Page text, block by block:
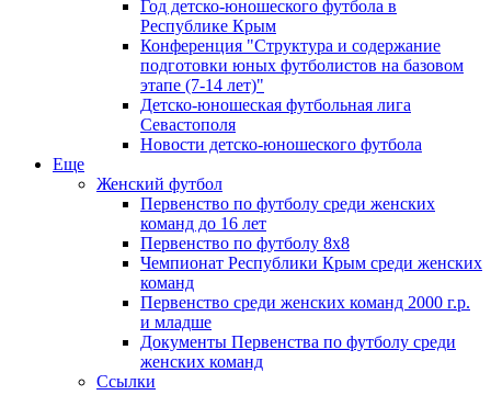
Год детско-юношеского футбола в
Республике Крым
Конференция "Структура и содержание
подготовки юных футболистов на базовом
этапе (7-14 лет)"
Детско-юношеская футбольная лига
Севастополя
Новости детско-юношеского футбола
Еще
Женский футбол
Первенство по футболу среди женских
команд до 16 лет
Первенство по футболу 8х8
Чемпионат Республики Крым среди женских
команд
Первенство среди женских команд 2000 г.р.
и младше
Документы Первенства по футболу среди
женских команд
Ссылки